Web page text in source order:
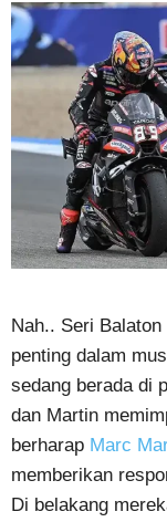
Nah.. Seri
penting dalam
sedang berada di
dan Martin
berharap Marc
memberikan
Di belakang